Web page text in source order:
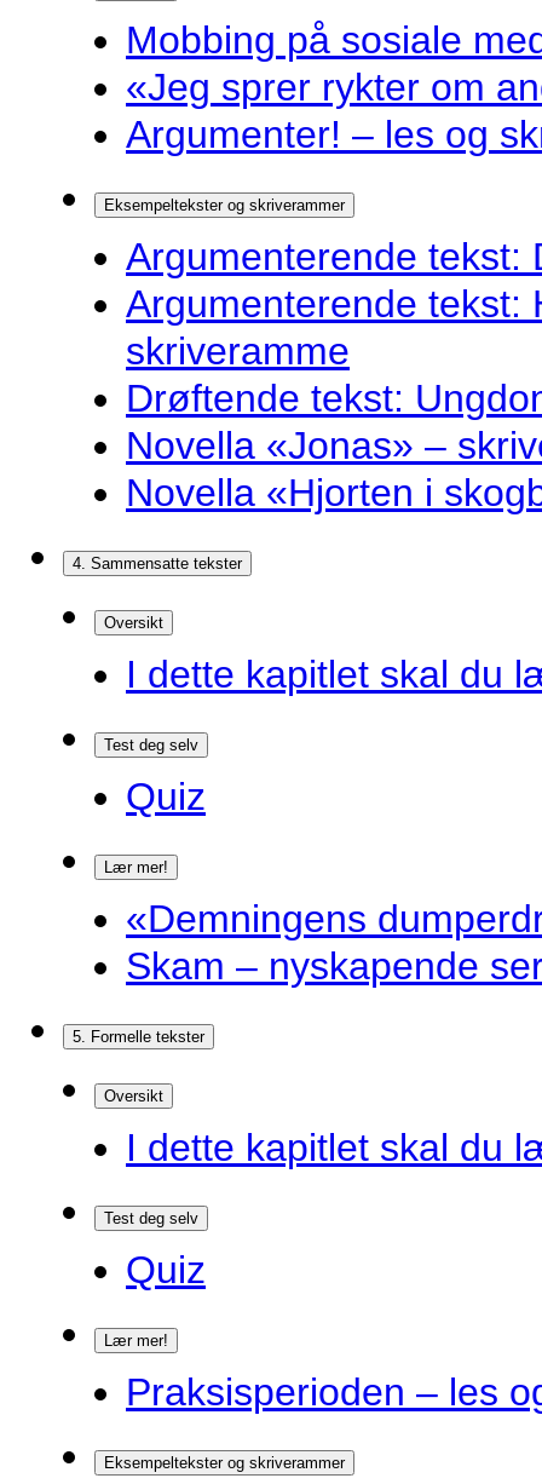
Mobbing på sosiale
«Jeg sprer rykter om
Argumenter! – les og
Eksempeltekster og skriverammer
Argumenterende tekst:
Argumenterende tekst:
skriveramme
Drøftende tekst:
Novella «Jonas» –
Novella «Hjorten i
4. Sammensatte tekster
Oversikt
I dette kapitlet skal du
Test deg selv
Quiz
Lær mer!
«Demningens
Skam – nyskapende
5. Formelle tekster
Oversikt
I dette kapitlet skal du
Test deg selv
Quiz
Lær mer!
Praksisperioden – les
Eksempeltekster og skriverammer